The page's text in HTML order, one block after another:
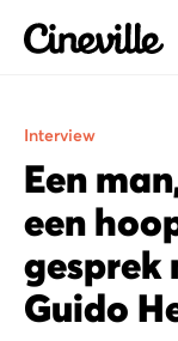
Cineville Logo
Interview
Een
een
gesprek
Guido